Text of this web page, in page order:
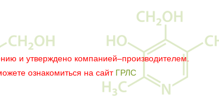
и утверждено компанией–производителем.
ознакомиться на сайт ГРЛС